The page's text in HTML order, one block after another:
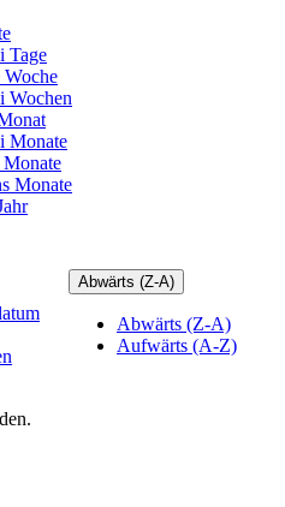
Tage
Woche
Wochen
Monate
Monate
Abwärts (Z-A)
Abwärts (Z-A)
Aufwärts (A-Z)